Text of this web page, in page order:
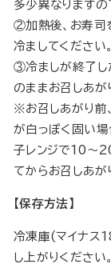
多少異なりますの
②加熱後、お寿司
冷ましてください。
③冷ましが終了し
のままお召しあが
※お召しあがり前
が白っぽく固い場
子レンジで10～
てからお召しあが
【保存方法】
冷凍庫(マイナス
し上がりください。